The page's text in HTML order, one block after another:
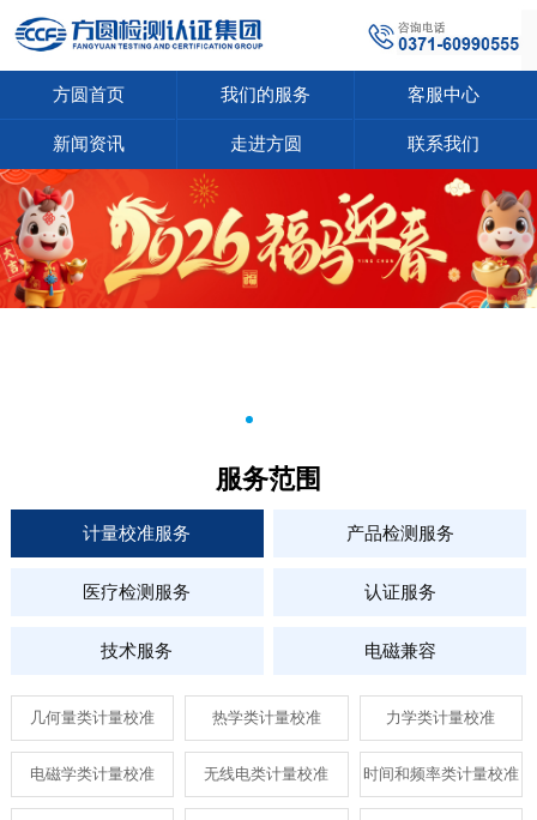
方圆首页 我们的服务 客服中心
新闻资讯 走进方圆 联系我们
服务范围
计量校准服务 产品检测服务
医疗检测服务 认证服务
技术服务 电磁兼容
几何量类计量校准 热学类计量校准 力学类计量校准
电磁学类计量校准 无线电类计量校准 时间和频率类计量校准